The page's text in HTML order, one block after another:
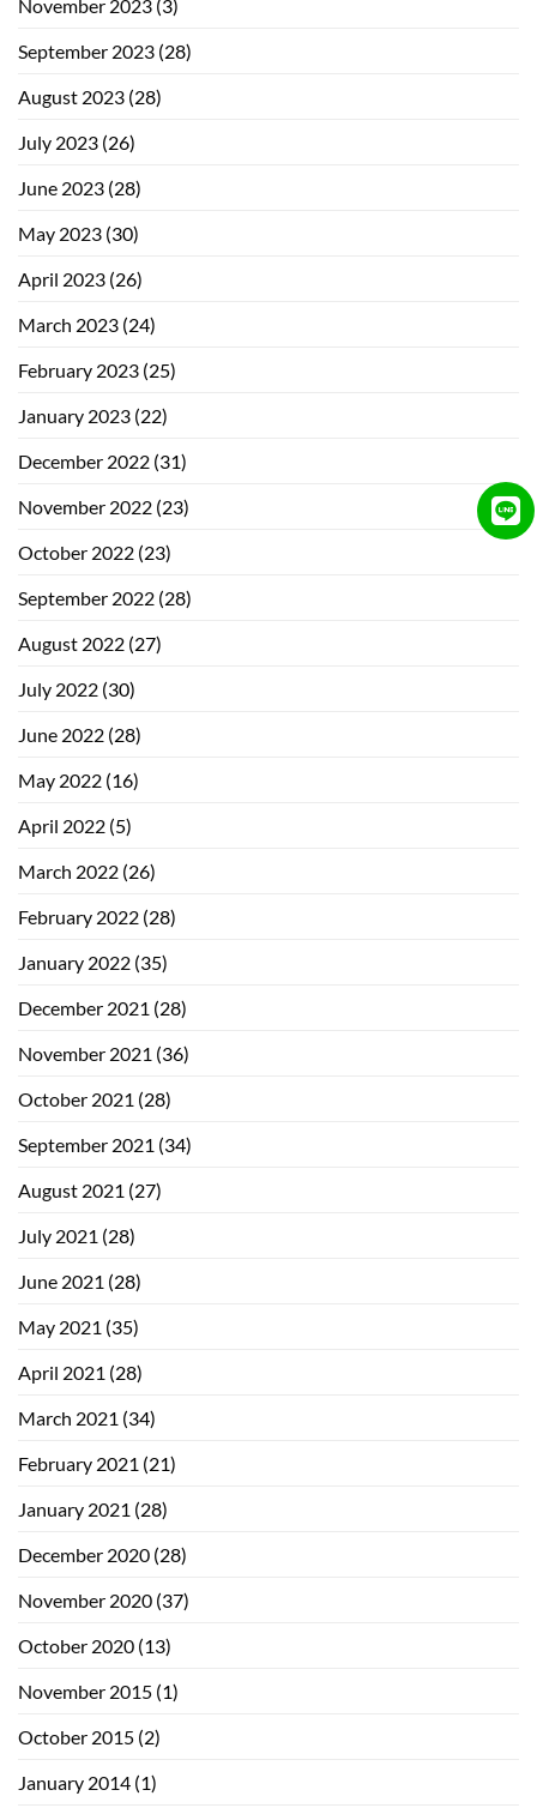
November 2023 (3)
September 2023 (28)
August 2023 (28)
July 2023 (26)
June 2023 (28)
May 2023 (30)
April 2023 (26)
March 2023 (24)
February 2023 (25)
January 2023 (22)
December 2022 (31)
November 2022 (23)
October 2022 (23)
September 2022 (28)
August 2022 (27)
July 2022 (30)
June 2022 (28)
May 2022 (16)
April 2022 (5)
March 2022 (26)
February 2022 (28)
January 2022 (35)
December 2021 (28)
November 2021 (36)
October 2021 (28)
September 2021 (34)
August 2021 (27)
July 2021 (28)
June 2021 (28)
May 2021 (35)
April 2021 (28)
March 2021 (34)
February 2021 (21)
January 2021 (28)
December 2020 (28)
November 2020 (37)
October 2020 (13)
November 2015 (1)
October 2015 (2)
January 2014 (1)